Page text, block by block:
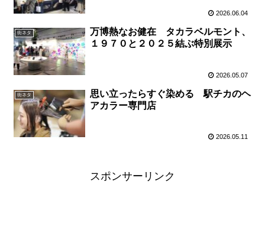
2026.06.04
街ネタ
万博熱なお健在 タカラベルモント、
１９７０と２０２５結ぶ特別展示
2026.05.07
街ネタ
思い立ったらすぐ染める 駅チカのヘ
アカラー専門店
2026.05.11
スポンサーリンク